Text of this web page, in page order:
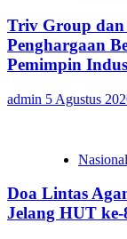
Triv Group
Penghargaan
Pemimpin
admin 5 Agustus
Nasional
Doa Lintas
Jelang HUT